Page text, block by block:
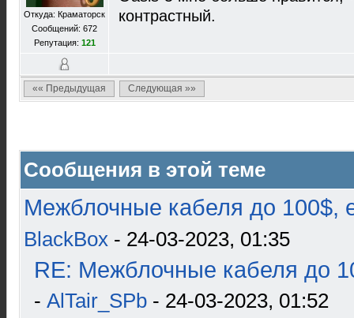
Откуда: Краматорск
Сообщений: 672
Репутация: 121
контрастный.
«« Предыдущая Следующая »»
Сообщения в этой теме
Межблочные кабеля до 100$,
BlackBox - 24-03-2023, 01:35
RE: Межблочные кабеля до
- AlTair_SPb - 24-03-2023, 01:52